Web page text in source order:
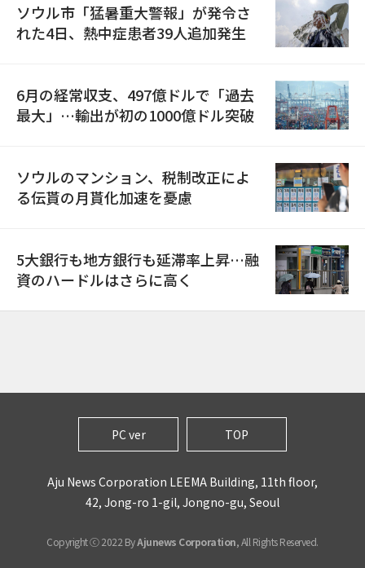
ソウル市「猛暑重大警報」が発令さ
れた4日、熱中症患者39人追加発生
6月の経常収支、497億ドルで「過去
最大」…輸出が初の1000億ドル突破
ソウルのマンション、税制改正によ
る伝貰の月貰化加速を憂慮
5大銀行も地方銀行も延滞率上昇…融
資のハードルはさらに高く
PC ver TOP
Aju News Corporation LEEMA Building, 11th floor,
42, Jong-ro 1-gil, Jongno-gu, Seoul
Copyright ⓒ 2022 ByAjunews Corporation, All Rights Reserved.